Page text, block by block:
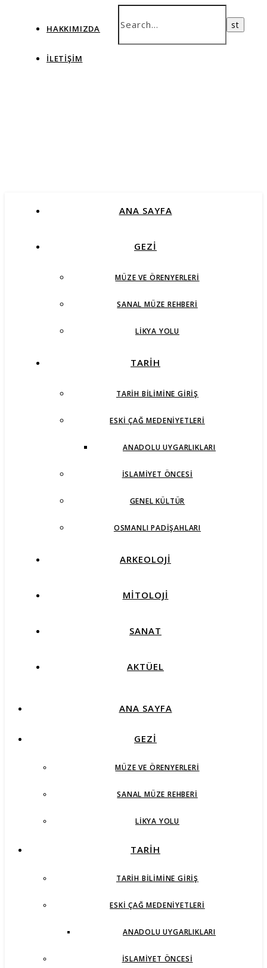
HAKKIMIZDA
İLETIŞIM
ANA SAYFA
GEZİ
MÜZE VE ÖRENYERLERI
SANAL MÜZE REHBERI
LIKYA YOLU
TARİH
TARIH BILIMINE GIRIŞ
ESKI ÇAĞ MEDENIYETLERI
ANADOLU UYGARLIKLARI
İSLAMIYET ÖNCESI
GENEL KÜLTÜR
OSMANLI PADIŞAHLARI
ARKEOLOJİ
MİTOLOJİ
SANAT
AKTÜEL
ANA SAYFA
GEZİ
MÜZE VE ÖRENYERLERI
SANAL MÜZE REHBERI
LIKYA YOLU
TARİH
TARIH BILIMINE GIRIŞ
ESKI ÇAĞ MEDENIYETLERI
ANADOLU UYGARLIKLARI
İSLAMIYET ÖNCESI